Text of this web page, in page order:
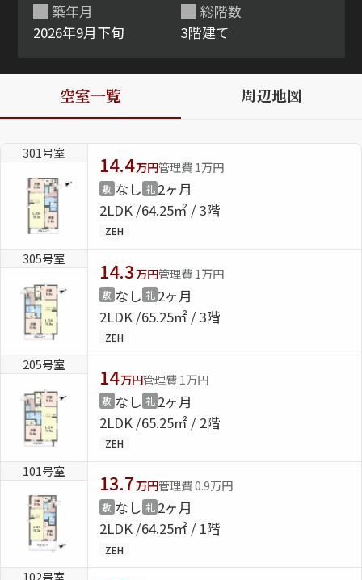
シャーメゾンショップを探す
らくらく内見
シャーメゾンライフサポート
自立型サービス付き・シニア向け
お問い合わせ・よくある質問
シャーメゾンライフ CLUB
らくらくパートナー
シャーメゾンライフ GUARD
らくらくプラチナ
築年月
2026年9月下旬
総階数
3階建て
空室一覧 周辺地図
301号室
14.4万円管理費 1万円
敷 なし 礼 2ヶ月
2LDK 64.25㎡ / 3階
ZEH
305号室
14.3万円管理費 1万円
敷 なし 礼 2ヶ月
2LDK 65.25㎡ / 3階
ZEH
205号室
14万円管理費 1万円
敷 なし 礼 2ヶ月
2LDK 65.25㎡ / 2階
ZEH
101号室
13.7万円管理費 0.9万円
敷 なし 礼 2ヶ月
2LDK 64.25㎡ / 1階
ZEH
102号室